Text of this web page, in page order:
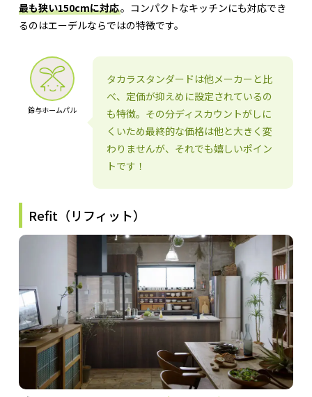
最も狭い150cmに対応。コンパクトなキッチンにも対応でき
るのはエーデルならではの特徴です。
鈴与ホームパル
タカラスタンダードは他メーカーと比
べ、定価が抑えめに設定されているの
も特徴。その分ディスカウントがしに
くいため最終的な価格は他と大きく変
わりませんが、それでも嬉しいポイン
トです！
Refit（リフィット）